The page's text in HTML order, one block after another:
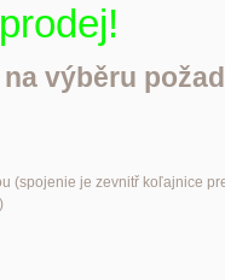
výběru
(spojenie je zevnitř koľajnice